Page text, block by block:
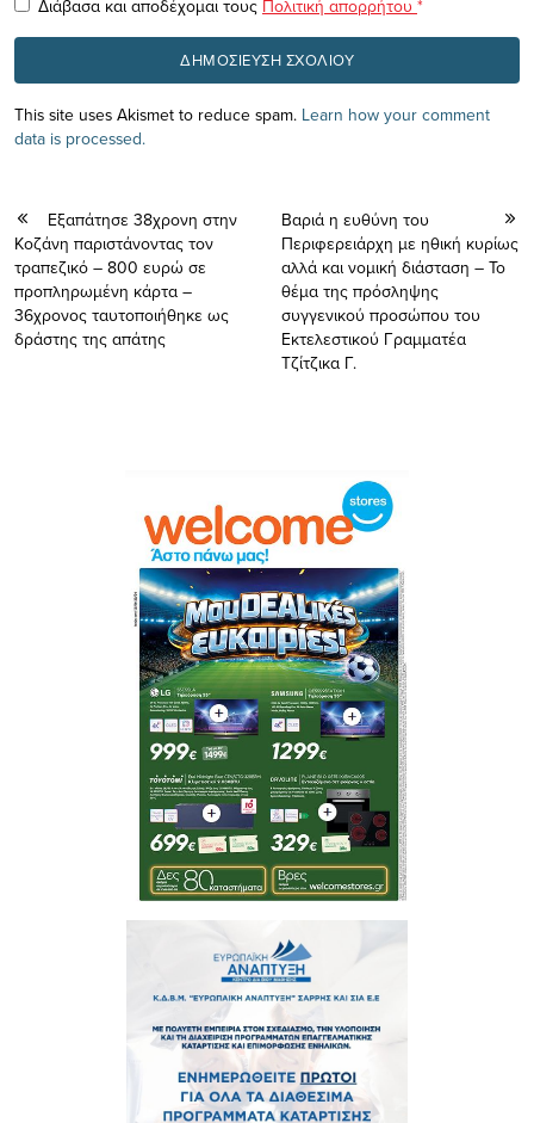
Διάβασα και αποδέχομαι τους Πολιτική απορρήτου *
This site uses Akismet to reduce spam. Learn how your comment
data is processed.
Εξαπάτησε 38χρονη στην
Κοζάνη παριστάνοντας τον
τραπεζικό – 800 ευρώ σε
προπληρωμένη κάρτα –
36χρονος ταυτοποιήθηκε ως
δράστης της απάτης
Βαριά η ευθύνη του
Περιφερειάρχη με ηθική κυρίως
αλλά και νομική διάσταση – Το
θέμα της πρόσληψης
συγγενικού προσώπου του
Εκτελεστικού Γραμματέα
Τζίτζικα Γ.